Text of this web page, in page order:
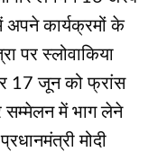
अपने कार्यक्रमों के
पर स्लोवाकिया
17 जून को फ्रांस
सम्मेलन में भाग लेने
मोदी